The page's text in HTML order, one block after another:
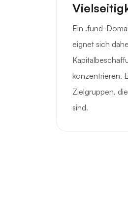
Ein .fund-
eignet sich
konzentrieren.
Zielgruppen,
sind.